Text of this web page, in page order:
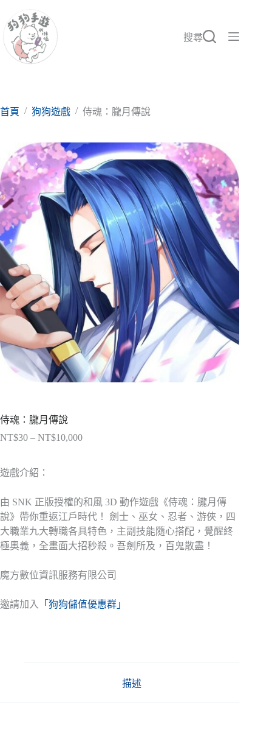
至
要
搜尋
首頁 / 狗狗遊戲 / 侍魂：朧月傳說
侍魂：朧月傳說
NT$30 – NT$10,000價
NT$30
到
NT$10,000
遊戲介紹：
由 SNK 正版授權的和風 3D 動作遊戲《侍魂：朧月傳
說》帶你重返江戶時代！ 劍士、巫女、忍者、游俠，四
大職業九大轉職各具特色，主副技能隨心搭配，覺醒終
極奧義，全畫面大招秒殺。吾劍所及，百鬼散盡！
魔方數位資訊服務有限公司
邀請加入 「狗狗儲值優惠群」
描述